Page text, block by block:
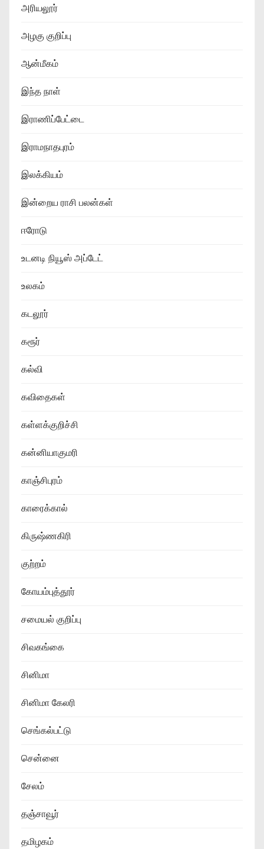
அரியலூர்
அழகு குறிப்பு
ஆன்மீகம்
இந்த நாள்
இராணிப்பேட்டை
இராமநாதபுரம்
இலக்கியம்
இன்றைய ராசி பலன்கள்
ஈரோடு
உடனடி நியூஸ் அப்டேட்
உலகம்
கடலூர்
கரூர்
கல்வி
கவிதைகள்
கள்ளக்குறிச்சி
கன்னியாகுமரி
காஞ்சிபுரம்
காரைக்கால்
கிருஷ்ணகிரி
குற்றம்
கோயம்புத்தூர்
சமையல் குறிப்பு
சிவகங்கை
சினிமா
சினிமா கேலரி
செங்கல்பட்டு
சென்னை
சேலம்
தஞ்சாவூர்
தமிழகம்